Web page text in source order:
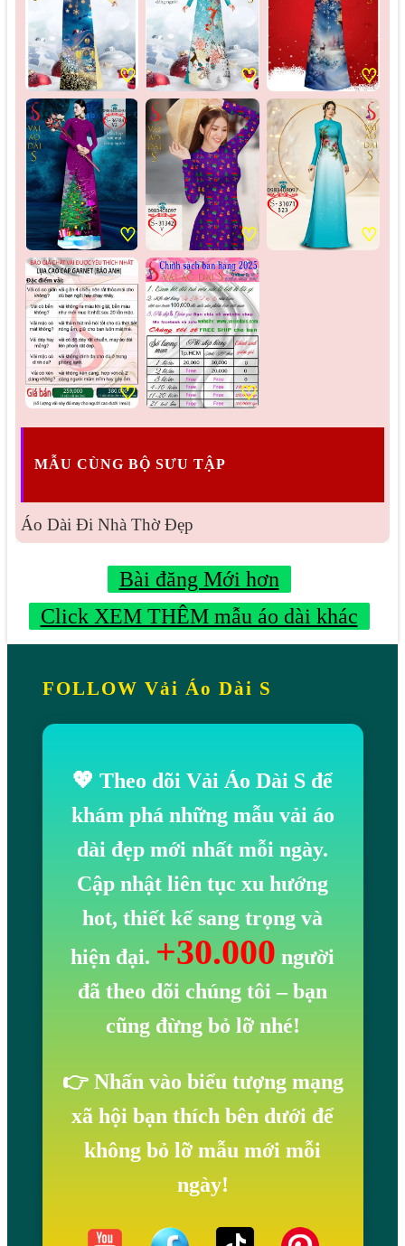
♡ ♡ ♡
♡ ♡ ♡
♡ ♡
MẪU CÙNG BỘ SƯU TẬP
Áo Dài Đi Nhà Thờ Đẹp
Bài đăng Mới hơn
Click XEM THÊM mẫu áo dài khác
FOLLOW Vải Áo Dài S
💖 Theo dõi Vải Áo Dài S để
khám phá những mẫu vải áo
dài đẹp mới nhất mỗi ngày.
Cập nhật liên tục xu hướng
hot, thiết kế sang trọng và
hiện đại. +30.000 người
đã theo dõi chúng tôi – bạn
cũng đừng bỏ lỡ nhé!
👉 Nhấn vào biểu tượng mạng
xã hội bạn thích bên dưới để
không bỏ lỡ mẫu mới mỗi
ngày!